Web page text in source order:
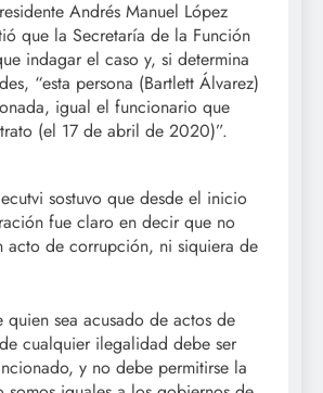
Andrés Manuel López
que la Secretaría de la Función
indagar el caso y, si determina
“esta persona (Bartlett Álvarez)
igual el funcionario que
(el 17 de abril de 2020)”.
sostuvo que desde el inicio
fue claro en decir que no
acto de corrupción, ni siquiera de
quien sea acusado de actos de
cualquier ilegalidad debe ser
y no debe permitirse la